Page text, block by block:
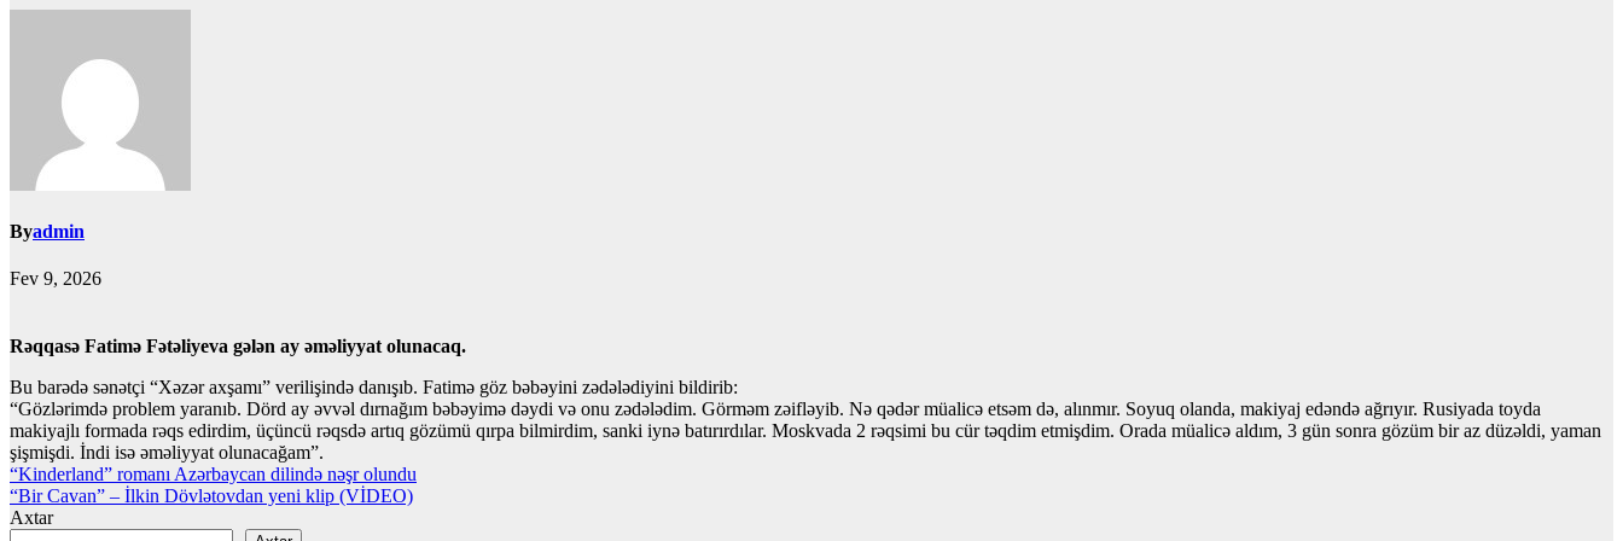
Byadmin
Fev 9, 2026
Rəqqasə Fatimə Fətəliyeva gələn ay əməliyyat olunacaq.
Bu barədə sənətçi “Xəzər axşamı” verilişində danışıb. Fatimə göz bəbəyini zədələdiyini bildirib:
“Gözlərimdə problem yaranıb. Dörd ay əvvəl dırnağım bəbəyimə dəydi və onu zədələdim. Görməm zəifləyib. Nə qədər müalicə etsəm də, alınmır. Soyuq olanda, makiyaj edəndə ağrıyır. Rusiyada toyda
makiyajlı formada rəqs edirdim, üçüncü rəqsdə artıq gözümü qırpa bilmirdim, sanki iynə batırırdılar. Moskvada 2 rəqsimi bu cür təqdim etmişdim. Orada müalicə aldım, 3 gün sonra gözüm bir az düzəldi, yaman
şişmişdi. İndi isə əməliyyat olunacağam”.
Yazı
naviqasiyası
“Kinderland” romanı Azərbaycan dilində nəşr olundu
“Bir Cavan” – İlkin Dövlətovdan yeni klip (VİDEO)
Axtar